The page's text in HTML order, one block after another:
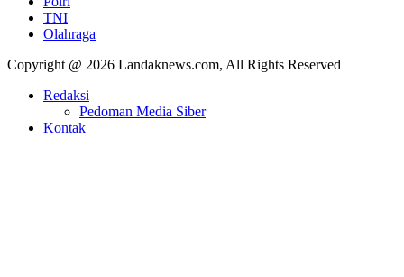
TNI
Olahraga
Copyright @ 2026 Landaknews.com, All Rights Reserved
Redaksi
Pedoman Media Siber
Kontak